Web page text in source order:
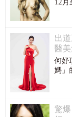
12月
出
醫
何妤
媽」
驚